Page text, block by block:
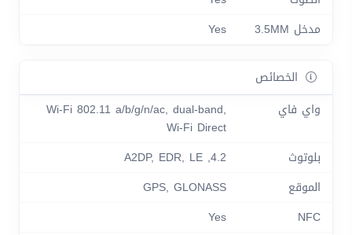
مدخل 3.5MM
Yes
الخصائص
واي فاي
Wi-Fi 802.11 a/b/g/n/ac, dual-band,
Wi-Fi Direct
بلوتوث
4.2, A2DP, EDR, LE
الموقع
GPS, GLONASS
NFC
Yes